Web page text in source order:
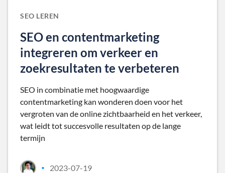
SEO LEREN
SEO en contentmarketing
integreren om verkeer en
zoekresultaten te verbeteren
SEO in combinatie met hoogwaardige
contentmarketing kan wonderen doen voor het
vergroten van de online zichtbaarheid en het verkeer,
wat leidt tot succesvolle resultaten op de lange
termijn
• 2023-07-19